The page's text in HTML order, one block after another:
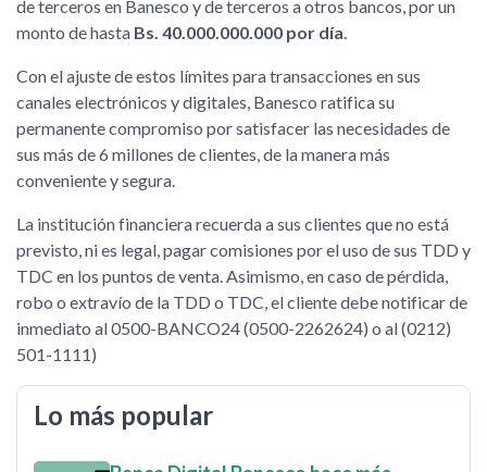
de terceros en Banesco y de terceros a otros bancos, por un
monto de hasta Bs. 40.000.000.000 por día
Con el ajuste de estos límites para transacciones en sus
canales electrónicos y digitales, Banesco ratifica su
permanente compromiso por satisfacer las necesidades de
sus más de 6 millones de clientes, de la manera más
conveniente y segura.
La institución financiera recuerda a sus clientes que no está
previsto, ni es legal, pagar comisiones por el uso de sus TDD y
TDC en los puntos de venta. Asimismo, en caso de pérdida,
robo o extravío de la TDD o TDC, el cliente debe notificar de
inmediato al 0500-BANCO24 (0500-2262624) o al (0212)
501-1111)
Lo más popular